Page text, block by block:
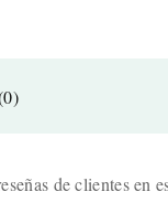
de clientes en